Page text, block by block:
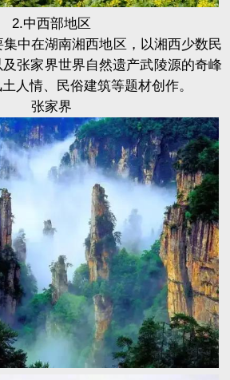
2.中西部地区
在湖南湘西地区，以湘西少数民
张家界世界自然遗产武陵源的奇峰
人情、民俗建筑等题材创作。
张家界